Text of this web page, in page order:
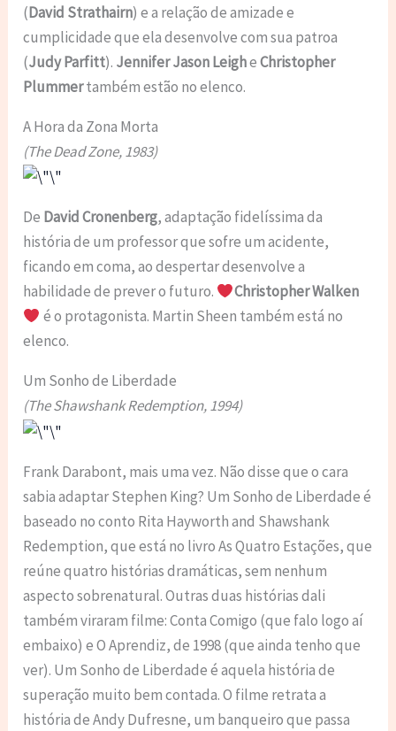
(David Strathairn) e a relação de amizade e
cumplicidade que ela desenvolve com sua patroa
(Judy Parfitt). Jennifer Jason LeigheChristopher
Plummertambém estão no elenco.
A Hora da Zona Morta
(The Dead Zone, 1983)
De David Cronenberg, adaptação fidelíssima da
história de um professor que sofre um acidente,
ficando em coma, ao despertar desenvolve a
habilidade de prever o futuro.
Christopher Walken
é o protagonista. Martin Sheen também está no
elenco.
Um Sonho de Liberdade
(The Shawshank Redemption, 1994)
Frank Darabont, mais uma vez. Não disse que o cara
sabia adaptar Stephen King? Um Sonho de Liberdade é
baseado no conto Rita Hayworth and Shawshank
Redemption, que está no livro As Quatro Estações, que
reúne quatro histórias dramáticas, sem nenhum
aspecto sobrenatural. Outras duas histórias dali
também viraram filme: Conta Comigo (que falo logo aí
embaixo) e O Aprendiz, de 1998 (que ainda tenho que
ver). Um Sonho de Liberdade é aquela história de
superação muito bem contada. O filme retrata a
história de Andy Dufresne, um banqueiro que passa